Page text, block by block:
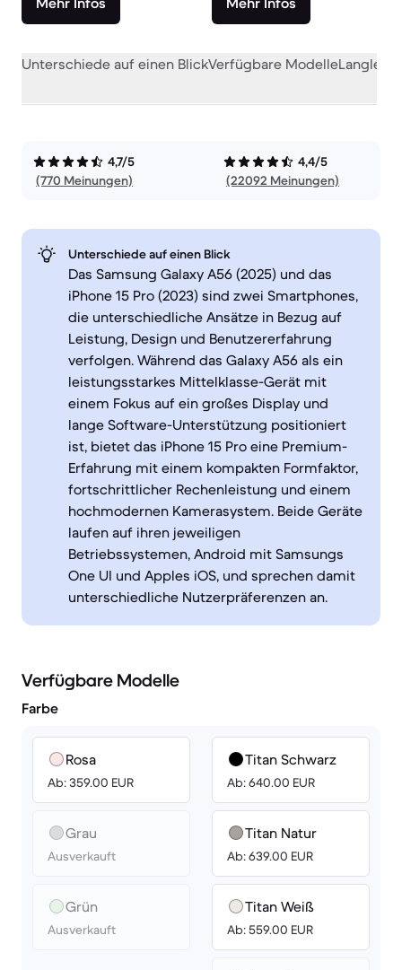
Unterschiede auf einen BlickVerfügbare Modelle
4,7/5
(770 Meinungen)
4,4/5
(22092 Meinungen)
Unterschiede auf einen Blick
Das Samsung Galaxy A56 (2025) und das
iPhone 15 Pro (2023) sind zwei Smartphones,
die unterschiedliche Ansätze in Bezug auf
Leistung, Design und Benutzererfahrung
verfolgen. Während das Galaxy A56 als ein
leistungsstarkes Mittelklasse-Gerät mit
einem Fokus auf ein großes Display und
lange Software-Unterstützung positioniert
ist, bietet das iPhone 15 Pro eine Premium-
Erfahrung mit einem kompakten Formfaktor,
fortschrittlicher Rechenleistung und einem
hochmodernen Kamerasystem. Beide Geräte
laufen auf ihren jeweiligen
Betriebssystemen, Android mit Samsungs
One UI und Apples iOS, und sprechen damit
unterschiedliche Nutzerpräferenzen an.
Verfügbare Modelle
Farbe
Rosa
Ab: 359.00 EUR
Grau
Ausverkauft
Grün
Ausverkauft
Titan Schwarz
Ab: 640.00 EUR
Titan Natur
Ab: 639.00 EUR
Titan Weiß
Ab: 559.00 EUR